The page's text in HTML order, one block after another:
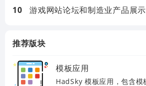
游戏网站论坛和制造业产品展示，
推荐版块
模板应用
HadSky 模板应用，包含模